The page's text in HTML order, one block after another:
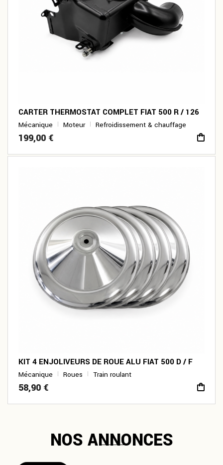
CARTER THERMOSTAT COMPLET FIAT 500 R / 126
Mécanique Moteur Refroidissement & chauffage
199,00 €
KIT 4 ENJOLIVEURS DE ROUE ALU FIAT 500 D / F
Mécanique Roues Train roulant
58,90 €
NOS ANNONCES